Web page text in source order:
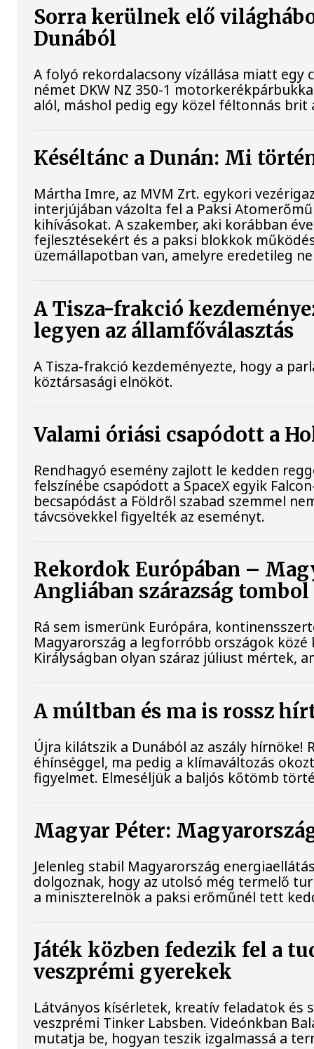
Sorra kerülnek elő
Dunából
A folyó rekordalacsony vízállása miatt
német DKW NZ 350-1
alól, máshol pedig egy közel féltonnás brit
Késéltánc a Dunán: Mi
Mártha Imre, az MVM Zrt. egykori
interjújában vázolta fel a Paksi
kihívásokat. A szakember, aki korábban
fejlesztésekért és a paksi blokkok
üzemállapotban van, amelyre eredetileg
A Tisza-frakció
legyen az államfőválasztás
A Tisza-frakció kezdeményezte, hogy a
köztársasági elnököt.
Valami óriási csapódott a
Rendhagyó esemény zajlott le kedden
felszínébe csapódott a SpaceX egyik
becsapódást a Földről szabad szemmel
távcsövekkel figyelték az eseményt.
Rekordok Európában –
Angliában szárazság tombol
Rá sem ismerünk Európára,
Magyarország a legforróbb országok
Királyságban olyan száraz júliust mértek,
A múltban és ma is rossz
Újra kilátszik a Dunából az aszály
éhínséggel, ma pedig a klímaváltozás
figyelmet. Elmeséljük a baljós kőtömb
Magyar Péter:
Jelenleg stabil Magyarország
dolgoznak, hogy az utolsó még termelő
a miniszterelnök a paksi erőműnél tett
Játék közben fedezik fel a
veszprémi gyerekek
Látványos kísérletek, kreatív feladatok és
veszprémi Tinker Labsben. Videónkban
mutatja be, hogyan teszik izgalmassá a